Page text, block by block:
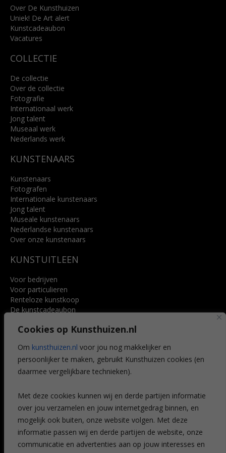
Cookies op Kunsthuizen.nl
Om kunsthuizen.nl voor jou nog makkelijker en
persoonlijker te maken, gebruikt Kunsthuizen cookies (en
daarmee vergelijkbare technieken).
Met deze cookies kunnen wij en derde partijen informatie
over jou verzamelen en jouw internetgedrag binnen, en
mogelijk ook buiten, onze website volgen. Met deze
informatie passen wij en derde partijen de website, onze
communicatie en advertenties aan op jouw interesses en
info@kunsthuisbreda.nl
Lees meer
Over De Kunsthuizen
Uniek! De Art alert
Kunstcadeaubon
Vacatures
COLLECTIE
De collectie
Over de collectie
Fotografie
Internationaal werk
Jong talent
Museaal werk
Nederlands werk
KUNSTENAARS
Kunstenaars
Fotografen
Internationale kunstenaars
Jong talent
Museale kunstenaars
Nederlandse kunstenaars
Over onze kunstenaars
KUNSTUITLEEN
Voor bedrijven
Voor particulieren
Renteloze kunstkoop
De kunstcadeaubon
Voordelen
Veelgestelde vragen
CONTACT
Leiden
Amsterdam
Breda
Favorieten
Mijn art alert